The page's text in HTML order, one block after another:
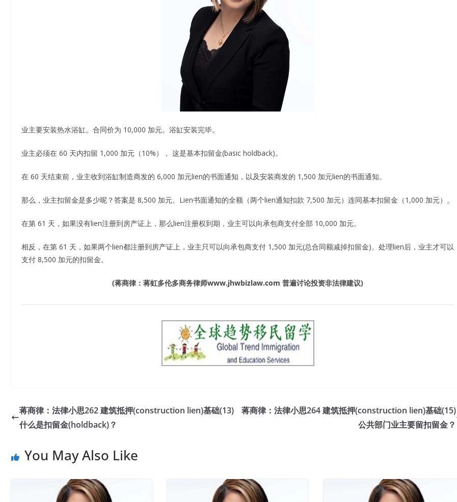
业主要安装热水浴缸。合同价为 10,000 加元。浴缸安装完毕。
业主必须在 60 天内扣留 1,000 加元（10%）， 这是基本扣留金(basic holdback)。
在 60 天结束前，业主收到浴缸制造商发的 6,000 加元lien的书面通知，以及安装商发的 1,500 加元lien的书面通知。
那么，业主扣留金是多少呢？答案是 8,500 加元。Lien书面通知的全额（两个lien通知扣款 7,500 加元）连同基本扣留金（1,000 加元）。
在第 61 天，如果没有lien注册到房产证上，那么lien注册权到期，业主可以向承包商支付全部 10,000 加元。
相反，在第 61 天，如果两个lien都注册到房产证上，业主只可以向承包商支付 1,500 加元(总合同额减掉扣留金)。处理lien后，业主才可以
支付 8,500 加元的扣留金。
(蒋商律：蒋虹多伦多商务律师www.jhwbizlaw.com 普遍讨论投资非法律建议)
蒋商律：法律小思262 建筑抵押(construction lien)基础(13)
什么是扣留金(holdback)？
蒋商律：法律小思264 建筑抵押(construction lien)基础(15)
公共部门业主要留扣留金？
You May Also Like